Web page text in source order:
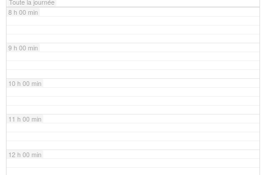
Toute la journée
8 h 00 min
9 h 00 min
10 h 00 min
11 h 00 min
12 h 00 min